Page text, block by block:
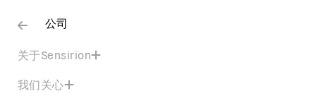
公司
关于Sensirion
我们关心